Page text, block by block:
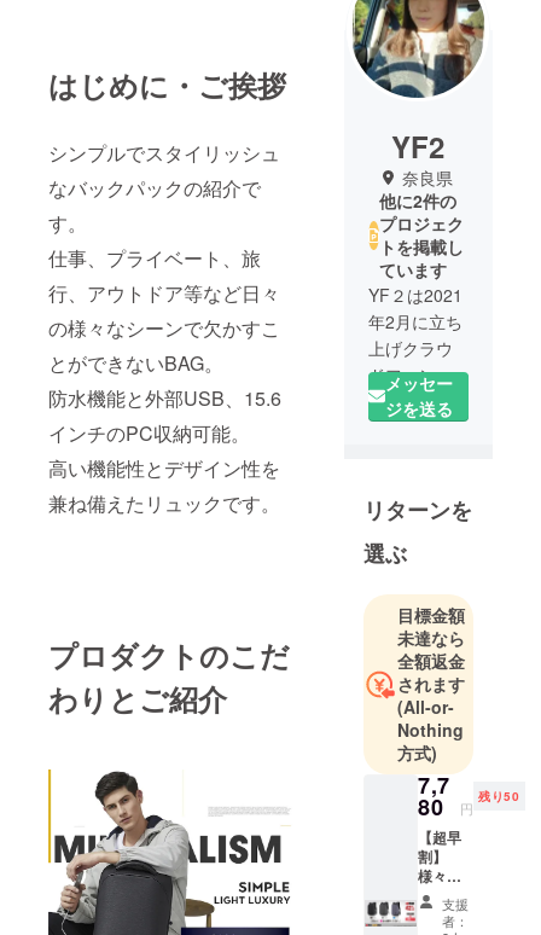
はじめに・ご挨拶
シンプルでスタイリッシュ
なバックパックの紹介で
す。
仕事、プライベート、旅
行、アウトドア等など日々
の様々なシーンで欠かすこ
とができないBAG。
防水機能と外部USB、15.6
インチのPC収納可能。
高い機能性とデザイン性を
兼ね備えたリュックです。
プロダクトのこだ
わりとご紹介
YF2
奈良県
他に2件の
プロジェク
トを掲載し
ています
YF２は2021
年2月に立ち
上げクラウ
ドファン
ディング事
業を展開し
YF２とは
Favorite・
といった意
味を表して
おり、
もっと自由
な発想、
もっともお
気に入りの
もの、もっ
と自分らし
く自由に香
そんな生活
メッセー
ジを送る
リターンを
選ぶ
目標金額
未達なら
全額返金
されます
(All-or-
Nothing
方式)
7,7
80 円
残り50
【超早
割】
様々な
シーン
でつか
支援
者：